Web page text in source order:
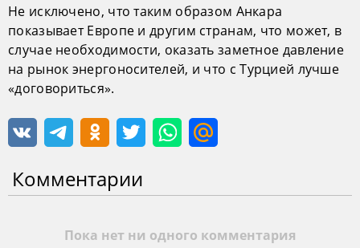
Не исключено, что таким образом Анкара
показывает Европе и другим странам, что может, в
случае необходимости, оказать заметное давление
на рынок энергоносителей, и что с Турцией лучше
«договориться».
Комментарии
Пока нет ни одного комментария